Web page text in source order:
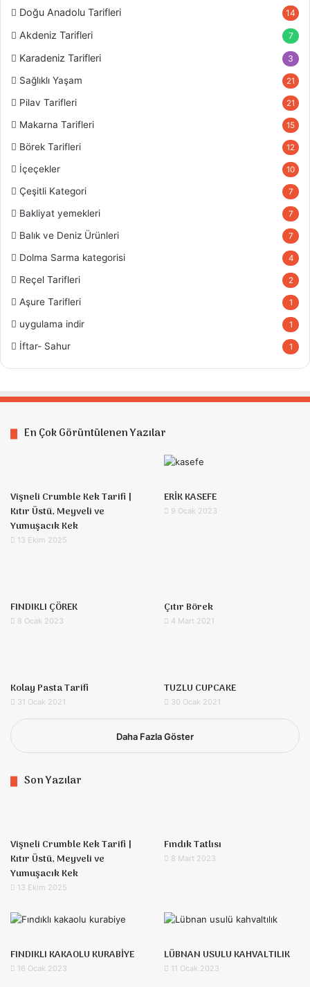
Doğu Anadolu Tarifleri 14
Akdeniz Tarifleri 7
Karadeniz Tarifleri 3
Sağlıklı Yaşam 21
Pilav Tarifleri 21
Makarna Tarifleri 15
Börek Tarifleri 12
İçeçekler 10
Çeşitli Kategori 7
Bakliyat yemekleri 7
Balık ve Deniz Ürünleri 7
Dolma Sarma kategorisi 4
Reçel Tarifleri 2
Aşure Tarifleri 1
uygulama indir 1
İftar- Sahur 1
En Çok Görüntülenen Yazılar
Vişneli Crumble Kek Tarifi |
Kıtır Üstü, Meyveli ve
Yumuşacık Kek
13 Ekim 2025
ERİK KASEFE
9 Ocak 2023
FINDIKLI ÇÖREK
8 Ocak 2023
Çıtır Börek
4 Mart 2021
Kolay Pasta Tarifi
31 Ocak 2021
TUZLU CUPCAKE
30 Ocak 2021
Daha Fazla Göster
Son Yazılar
Vişneli Crumble Kek Tarifi |
Kıtır Üstü, Meyveli ve
Yumuşacık Kek
13 Ekim 2025
Fındık Tatlısı
8 Mart 2023
FINDIKLI KAKAOLU KURABİYE
16 Ocak 2023
LÜBNAN USULU KAHVALTILIK
11 Ocak 2023